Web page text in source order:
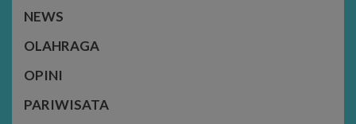
NEWS
OLAHRAGA
OPINI
PARIWISATA